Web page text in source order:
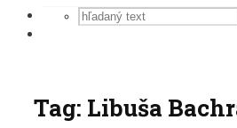
Tag: Libuša